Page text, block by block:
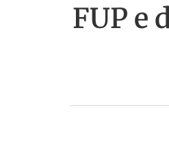
FUP e